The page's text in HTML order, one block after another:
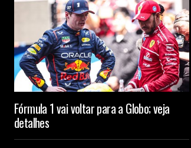
Fórmula 1 vai voltar para a Globo; veja
detalhes